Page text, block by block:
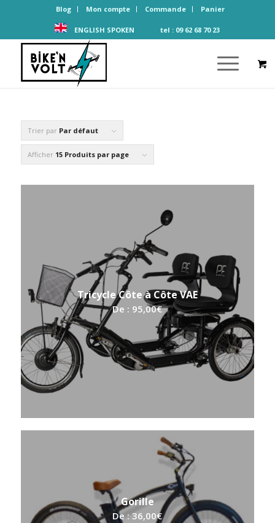
Blog Mon compte Commande Panier
ENGLISH SPOKEN tel : 09 62 68 70 23
Trier par Par défaut
Afficher 15 Produits par page
Tricycle Côte à Côte VAE
De : 95,00€
Gorille
De :36,00€